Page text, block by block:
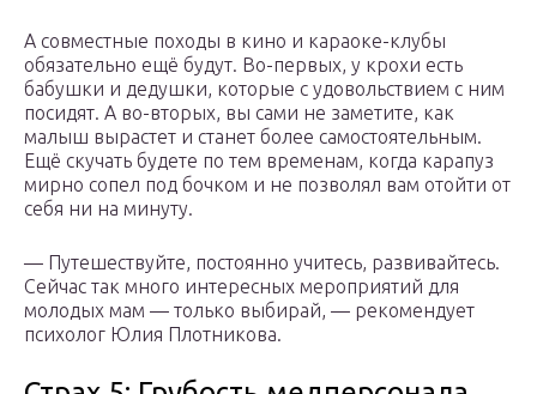
А совместные походы в кино и караоке-клубы
обязательно ещё будут. Во-первых, у крохи есть
бабушки и дедушки, которые с удовольствием с ним
посидят. А во-вторых, вы сами не заметите, как
малыш вырастет и станет более самостоятельным.
Ещё скучать будете по тем временам, когда карапуз
мирно сопел под бочком и не позволял вам отойти от
себя ни на минуту.
— Путешествуйте, постоянно учитесь, развивайтесь.
Сейчас так много интересных мероприятий для
молодых мам — только выбирай, — рекомендует
психолог Юлия Плотникова.